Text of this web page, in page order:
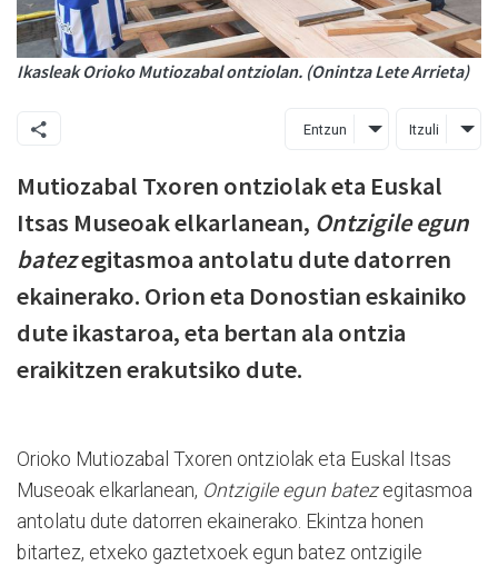
Ikasleak Orioko Mutiozabal ontziolan. (Onintza Lete Arrieta)
Entzun Itzuli
Mutiozabal Txoren ontziolak eta Euskal
Itsas Museoak elkarlanean, Ontzigile egun
batezegitasmoa antolatu dute datorren
ekainerako. Orion eta Donostian eskainiko
dute ikastaroa, eta bertan ala ontzia
eraikitzen erakutsiko dute.
Orioko Mutiozabal Txoren ontziolak eta Euskal Itsas
Museoak elkarlanean, Ontzigile egun batezegitasmoa
antolatu dute datorren ekainerako. Ekintza honen
bitartez, etxeko gaztetxoek egun batez ontzigile